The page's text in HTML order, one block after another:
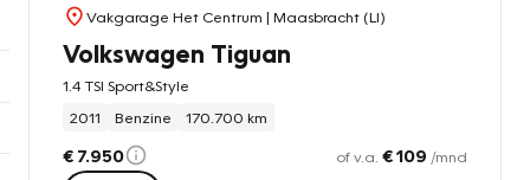
Vakgarage Het Centrum | Maasbracht (LI)
Volkswagen Tiguan
1.4 TSI Sport&Style
2011
Benzine 170.700 km
€ 7.950 of v.a. € 109 /mnd